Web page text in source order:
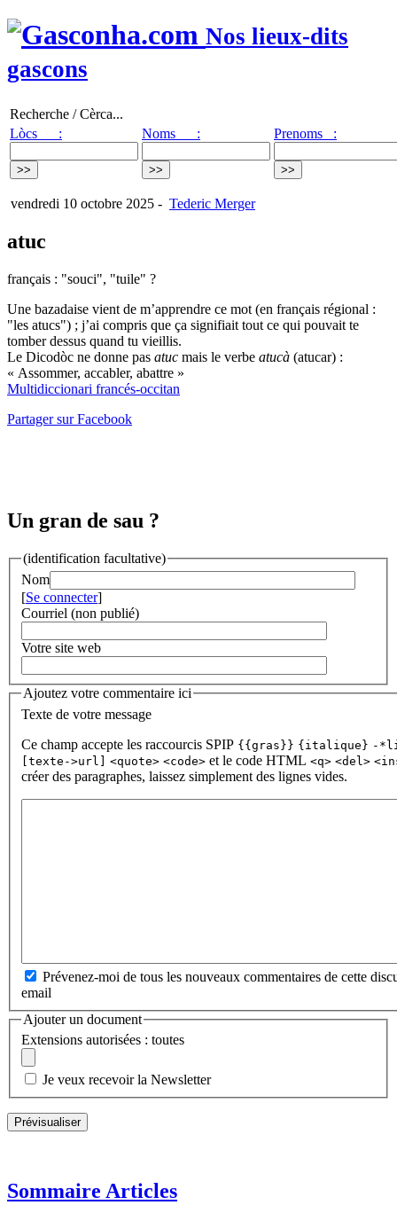
Nos lieux-dits
gascons
Recherche / Cèrca...
Lòcs :
Noms : Prenoms :
vendredi 10 octobre 2025 - Tederic Merger
atuc
français : "souci", "tuile" ?
Une bazadaise vient de m’apprendre ce mot (en français régional :
"les atucs") ; j’ai compris que ça signifiait tout ce qui pouvait te
tomber dessus quand tu vieillis.
Le Dicodòc ne donne pas atuc mais le verbe atucà (atucar) :
« Assommer, accabler, abattre »
Multidiccionari francés-occitan
Partager sur Facebook
Un gran de sau ?
(identification facultative)
Nom
[Se connecter]
Courriel (non publié)
Votre site web
Ajoutez votre commentaire ici
Texte de votre message
Ce champ accepte les raccourcis SPIP {{gras}} {italique} -
[texte->url] <quote> <code> et le code HTML <q> <del>
créer des paragraphes, laissez simplement des lignes vides.
Prévenez-moi de tous les nouveaux commentaires de cette
email
Ajouter un document
Extensions autorisées : toutes
Je veux recevoir la Newsletter
Sommaire Articles